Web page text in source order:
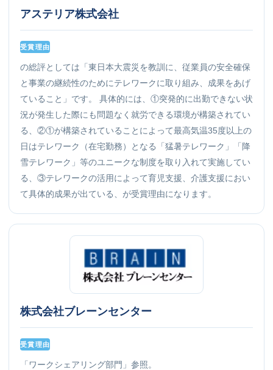
アステリア株式会社
受賞理由
の総評としては「東日本大震災を教訓に、従業員の安全確保
と事業の継続性のためにテレワークに取り組み、成果をあげ
ていること」です。 具体的には、①突発的に出勤できない状
況が発生した際にも問題なく就労できる環境が構築されてい
る、②①が構築されていることによって最高気温35度以上の
日はテレワーク（在宅勤務）となる「猛暑テレワーク」「降
雪テレワーク」等のユニークな制度を取り入れて実施してい
る、③テレワークの活用によって育児支援、介護支援におい
て具体的成果が出ている、が受賞理由になります。
株式会社ブレーンセンター
受賞理由
「ワークシェアリング部門」参照。